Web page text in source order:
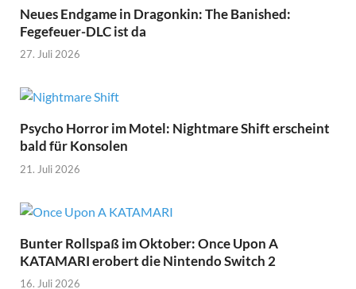
Neues Endgame in Dragonkin: The Banished:
Fegefeuer-DLC ist da
27. Juli 2026
Psycho Horror im Motel: Nightmare Shift erscheint
bald für Konsolen
21. Juli 2026
Bunter Rollspaß im Oktober: Once Upon A
KATAMARI erobert die Nintendo Switch 2
16. Juli 2026